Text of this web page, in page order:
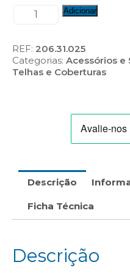
Quantidade
Cume
Adicionar
REF: 206.31.025
Categorias: Acessórios e
Telhas e Coberturas
Descrição
Ficha Técnica
Descrição